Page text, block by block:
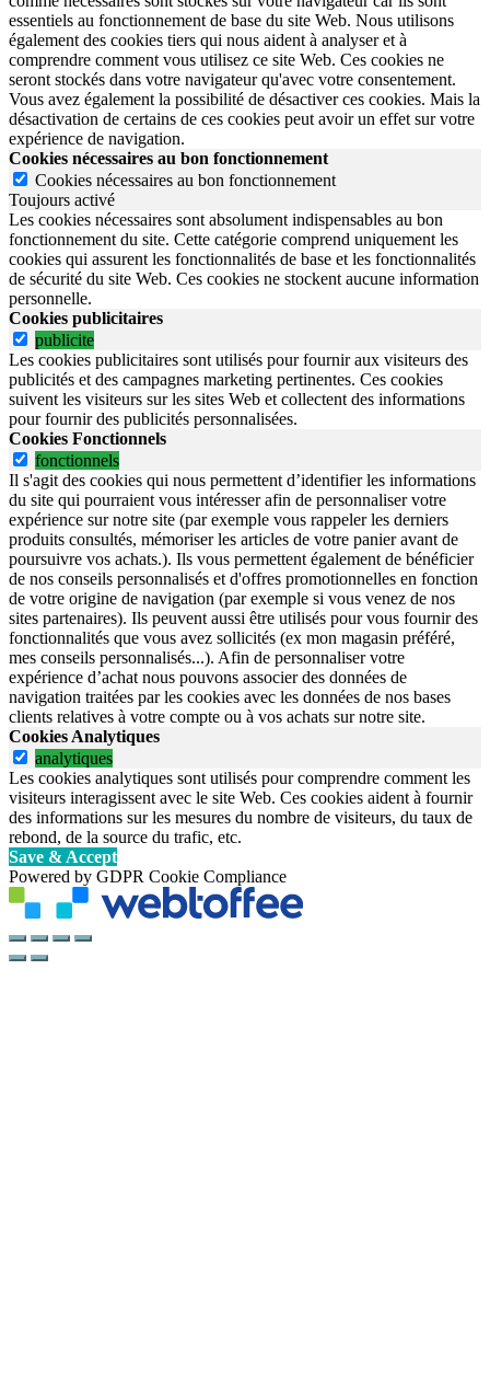
essentiels au fonctionnement de base du site Web. Nous utilisons
également des cookies tiers qui nous aident à analyser et à
comprendre comment vous utilisez ce site Web. Ces cookies ne
seront stockés dans votre navigateur qu'avec votre consentement.
Vous avez également la possibilité de désactiver ces cookies. Mais la
désactivation de certains de ces cookies peut avoir un effet sur votre
expérience de navigation.
Cookies nécessaires au bon fonctionnement
Cookies nécessaires au bon fonctionnement
Toujours activé
Les cookies nécessaires sont absolument indispensables au bon
fonctionnement du site. Cette catégorie comprend uniquement les
cookies qui assurent les fonctionnalités de base et les fonctionnalités
de sécurité du site Web. Ces cookies ne stockent aucune information
personnelle.
Cookies publicitaires
publicite
Les cookies publicitaires sont utilisés pour fournir aux visiteurs des
publicités et des campagnes marketing pertinentes. Ces cookies
suivent les visiteurs sur les sites Web et collectent des informations
pour fournir des publicités personnalisées.
Cookies Fonctionnels
fonctionnels
Il s'agit des cookies qui nous permettent d’identifier les informations
du site qui pourraient vous intéresser afin de personnaliser votre
expérience sur notre site (par exemple vous rappeler les derniers
produits consultés, mémoriser les articles de votre panier avant de
poursuivre vos achats.). Ils vous permettent également de bénéficier
de nos conseils personnalisés et d'offres promotionnelles en fonction
de votre origine de navigation (par exemple si vous venez de nos
sites partenaires). Ils peuvent aussi être utilisés pour vous fournir des
fonctionnalités que vous avez sollicités (ex mon magasin préféré,
mes conseils personnalisés...). Afin de personnaliser votre
expérience d’achat nous pouvons associer des données de
navigation traitées par les cookies avec les données de nos bases
clients relatives à votre compte ou à vos achats sur notre site.
Cookies Analytiques
analytiques
Les cookies analytiques sont utilisés pour comprendre comment les
visiteurs interagissent avec le site Web. Ces cookies aident à fournir
des informations sur les mesures du nombre de visiteurs, du taux de
rebond, de la source du trafic, etc.
Save & Accept
Powered by GDPR Cookie Compliance